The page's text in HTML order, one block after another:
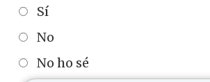
Sí
No
No ho sé